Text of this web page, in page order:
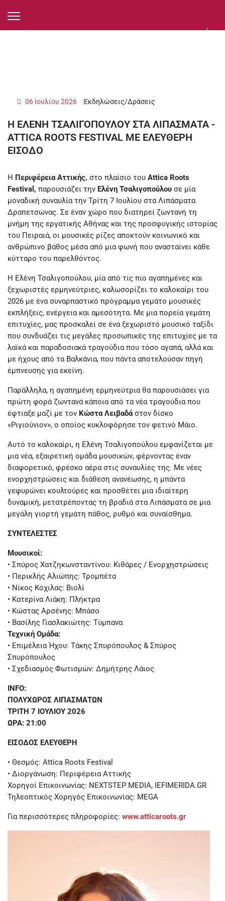
Εκδηλώσεις/Δράσεις
06 Ιουλίου 2026
Η ΕΛΕΝΗ ΤΣΑΛΙΓΟΠΟΥΛΟΥ ΣΤΑ ΛΙΠΑΣΜΑΤΑ -
ATTICA ROOTS FESTIVAL ΜΕ ΕΛΕΥΘΕΡΗ
ΕΙΣΟΔΟ
Η Περιφέρεια Αττικής, στο πλαίσιο του Attica Roots
Festival, παρουσιάζει την Ελένη Τσαλιγοπούλου σε μία
μοναδική συναυλία την Τρίτη 7 Ιουλίου στα Λιπάσματα
Δραπετσώνας. Σε έναν χώρο που διατηρεί ζωντανή τη
μνήμη της εργατικής Αθήνας και της προσφυγικής ιστορίας
του Πειραιά, οι μουσικές ρίζες αποκτούν κοινωνικό και
ανθρώπινο βάθος μέσα από μια φωνή που ανασταίνει κάθε
κύτταρο του παρελθόντος.
Η Ελένη Τσαλιγοπούλου, μία από τις πιο αγαπημένες και
ξεχωριστές ερμηνεύτριες, καλωσορίζει το καλοκαίρι του
2026 με ένα συναρπαστικό πρόγραμμα γεμάτο μουσικές
εκπλήξεις, ενέργεια και αμεσότητα. Με μια πορεία γεμάτη
επιτυχίες, μας προσκαλεί σε ένα ξεχωριστό μουσικό ταξίδι
που συνδυάζει τις μεγάλες προσωπικές της επιτυχίες με τα
λαϊκά και παραδοσιακά τραγούδια που τόσο αγαπά, αλλά και
με ήχους από τα Βαλκάνια, που πάντα αποτελούσαν πηγή
έμπνευσης για εκείνη.
Παράλληλα, η αγαπημένη ερμηνεύτρια θα παρουσιάσει για
πρώτη φορά ζωντανά κάποια από τα νέα τραγούδια που
έφτιαξε μαζί με τον Κώστα Λειβαδάστον δίσκο
«Ριγιούνιον», ο οποίος κυκλοφόρησε τον φετινό Μάιο.
Αυτό το καλοκαίρι, η Ελένη Τσαλιγοπούλου εμφανίζεται με
μια νέα, εξαιρετική ομάδα μουσικών, φέρνοντας έναν
διαφορετικό, φρέσκο αέρα στις συναυλίες της. Με νέες
ενορχηστρώσεις και διάθεση ανανέωσης, η μπάντα
γεφυρώνει κουλτούρες και προσθέτει μια ιδιαίτερη
δυναμική, μετατρέποντας τη βραδιά στα Λιπάσματα σε μια
μεγάλη γιορτή γεμάτη πάθος, ρυθμό και συναίσθημα.
ΣΥΝΤΕΛΕΣΤΕΣ
Μουσικοί:
• Σπύρος Χατζηκωνσταντίνου: Κιθάρες / Ενορχηστρώσεις
• Περικλής Αλιώπης: Τρομπέτα
• Νίκος Κόχιλας: Βιολί
• Κατερίνα Λιάκη: Πλήκτρα
• Κώστας Αρσένης: Μπάσο
• Βασίλης Γιασλακιώτης: Τύμπανα
Τεχνική Ομάδα:
• Επιμέλεια Ήχου: Τάκης Σπυρόπουλος & Σπύρος
Σπυρόπουλος
• Σχεδιασμός Φωτισμών: Δημήτρης Λάιος
INFO:
ΠΟΛΥΧΩΡΟΣ ΛΙΠΑΣΜΑΤΩΝ
ΤΡΙΤΗ 7 ΙΟΥΛΙΟΥ 2026
ΩΡΑ: 21:00
ΕΙΣΟΔΟΣ ΕΛΕΥΘΕΡΗ
• Θεσμός: Attica Roots Festival
• Διοργάνωση: Περιφέρεια Αττικής
Χορηγοί Επικοινωνίας: NEXTSTEP MEDIA, IEFIMERIDA.GR
Τηλεοπτικός Χορηγός Επικοινωνίας: MEGA
Για περισσότερες πληροφορίες: www.atticaroots.gr